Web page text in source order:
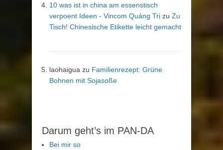
10 was ist in china am essenstisch
verpoent Ideen - Vincom Quảng Trị zu Zu
Tisch! Chinesische Etikette leicht gemacht
laohaigua zu Familienrezept: Grüne
Bohnen mit Sojasoße
Darum geht’s im PAN-DA
Bei mir so